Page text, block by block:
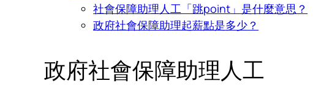
社會保障助理人工「跳point」是什麼意思？
政府社會保障助理起薪點是多少？
政府社會保障助理人工